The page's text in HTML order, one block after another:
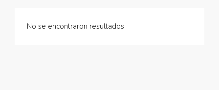
No se encontraron resultados